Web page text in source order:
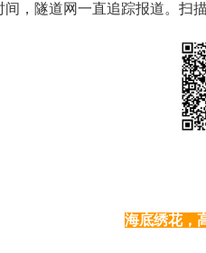
间，隧道网一直追踪报道。扫
海底绣花，